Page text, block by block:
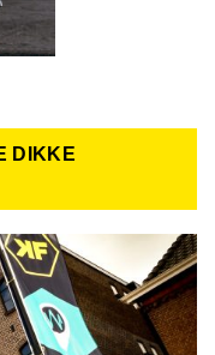
DIKKE